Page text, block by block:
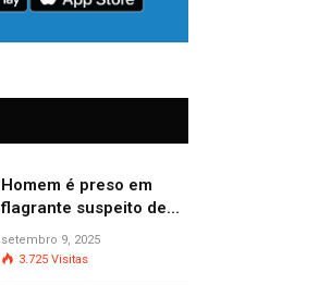
Homem é preso em
flagrante suspeito de
provocar dois incêndios
criminosos no mesmo
setembro 9, 2025
3.725 Visitas